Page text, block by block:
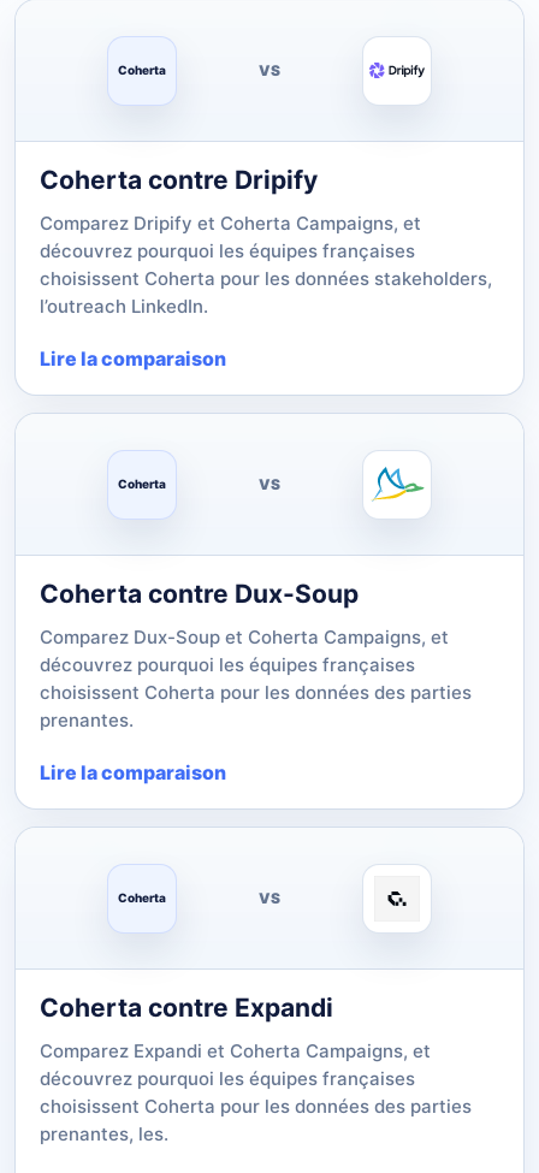
Coherta VS
Coherta contre Dripify
Comparez Dripify et Coherta Campaigns, et
découvrez pourquoi les équipes françaises
choisissent Coherta pour les données stakeholders,
l’outreach LinkedIn.
Lire la comparaison
Coherta VS
Coherta contre Dux-Soup
Comparez Dux-Soup et Coherta Campaigns, et
découvrez pourquoi les équipes françaises
choisissent Coherta pour les données des parties
prenantes.
Lire la comparaison
Coherta VS
Coherta contre Expandi
Comparez Expandi et Coherta Campaigns, et
découvrez pourquoi les équipes françaises
choisissent Coherta pour les données des parties
prenantes, les.